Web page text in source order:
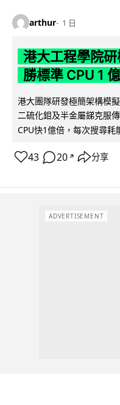
arthur 1 日
港大工程學院
勝標準 CPU 1
港大團隊研發極簡架構模
二硫化鉬及半金屬銻克服
CPU快1億倍，每次搜尋耗
43 20 ↗ 分享
ADVERTISEMENT